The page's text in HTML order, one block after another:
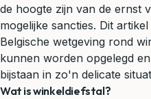
de hoogte zijn van de ernst
mogelijke sancties. Dit
Belgische wetgeving rond
kunnen worden opgelegd
bijstaan in zo'n delicate
Wat is winkeldiefstal?